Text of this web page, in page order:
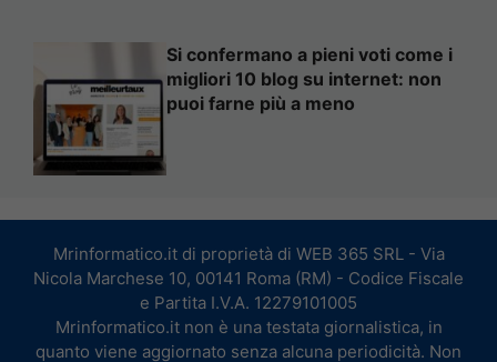
Si confermano a pieni voti come i
migliori 10 blog su internet: non
puoi farne più a meno
Mrinformatico.it di proprietà di WEB 365 SRL - Via
Nicola Marchese 10, 00141 Roma (RM) - Codice Fiscale
e Partita I.V.A. 12279101005
Mrinformatico.it non è una testata giornalistica, in
quanto viene aggiornato senza alcuna periodicità. Non